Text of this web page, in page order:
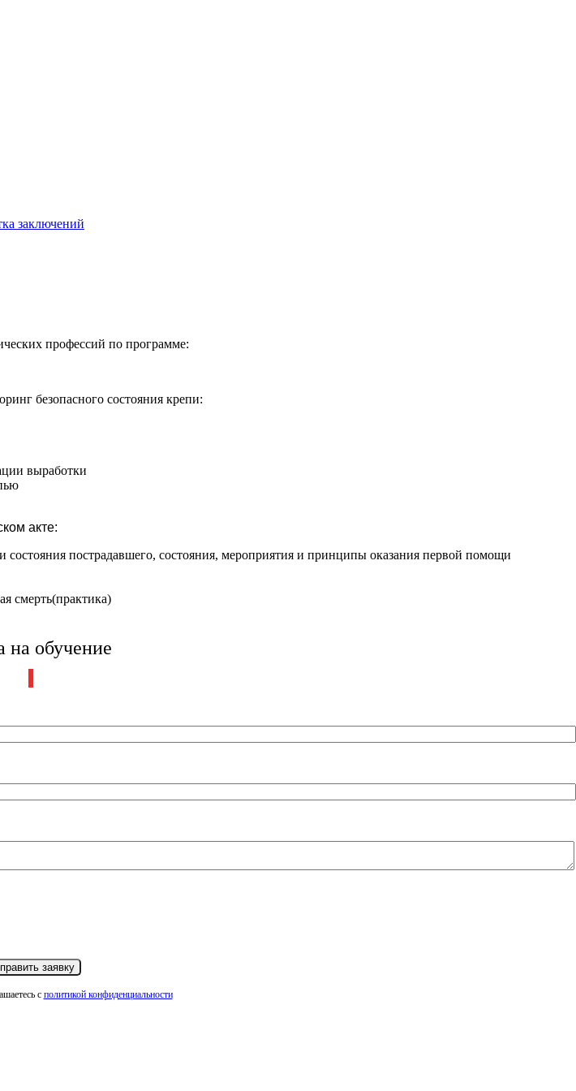
заключений
профессий по программе:
безопасного состояния крепи:
выработки
акте:
пострадавшего, состояния, мероприятия и принципы оказания первой помощи
смерть(практика)
на обучение
с политикой конфиденциальности